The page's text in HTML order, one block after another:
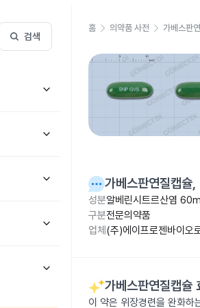
검색
홈 의약품 사전 가베스판
가베스판연질캡슐,
성분알베린시트르산염
구분전문의약품
업체 (주)에이프로젠바이오
가베스판연질캡슐
이 약은 위장경련을 완화하